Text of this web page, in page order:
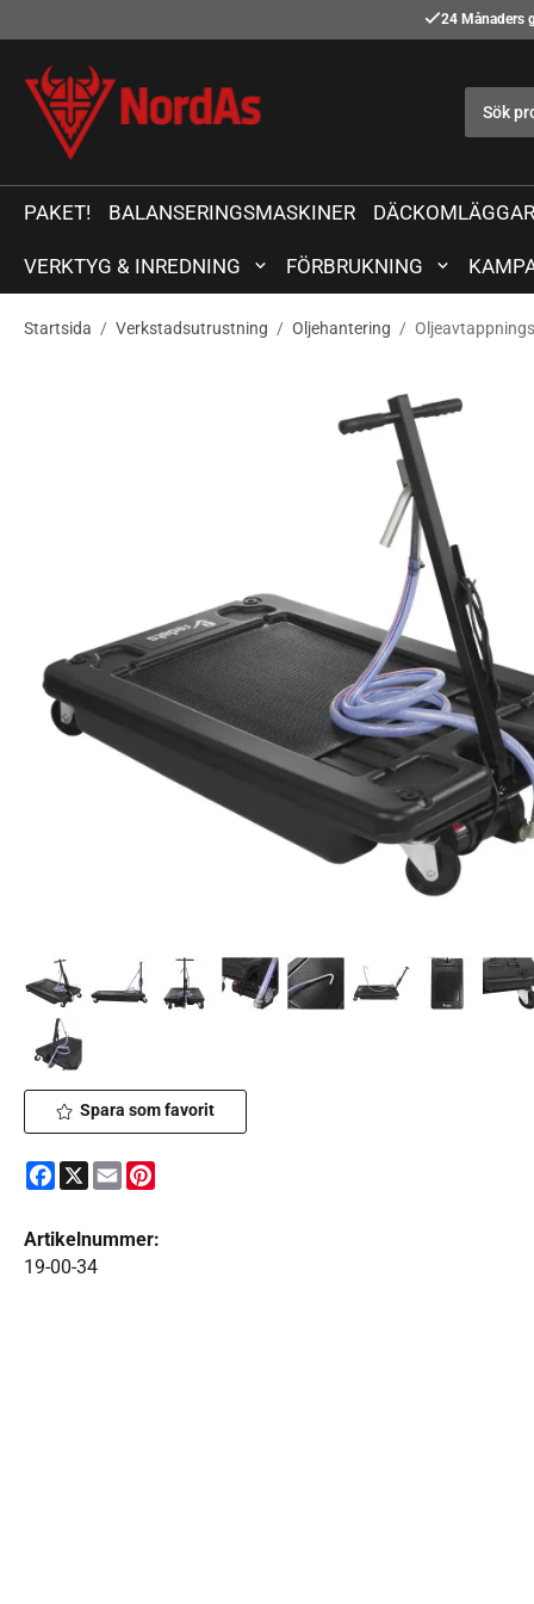
24 Månaders
PAKET! BALANSERINGSMASKINER
VERKTYG & INREDNING FÖRBRUKNING
Startsida / Verkstadsutrustning / Oljehantering /
Spara som favorit
Facebook
X Email
Artikelnummer:
19-00-34